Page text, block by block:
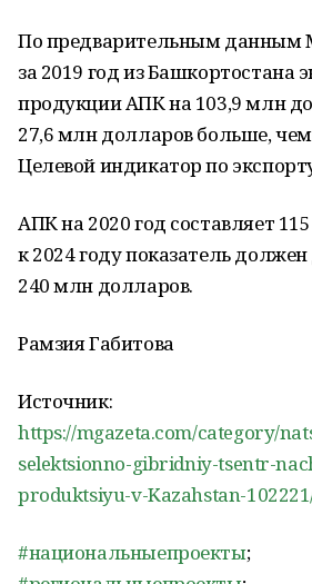
По предварительным данным
за 2019 год из Башкортостана
продукции АПК на 103,9 млн
27,6 млн долларов больше,
Целевой индикатор по
АПК на 2020 год составляет
к 2024 году показатель
240 млн долларов.
Рамзия Габитова
Источник:
https://mgazeta.com/category/
selektsionno-gibridniy-tsentr-
produktsiyu-v-Kazahstan-
#национальныепроекты;